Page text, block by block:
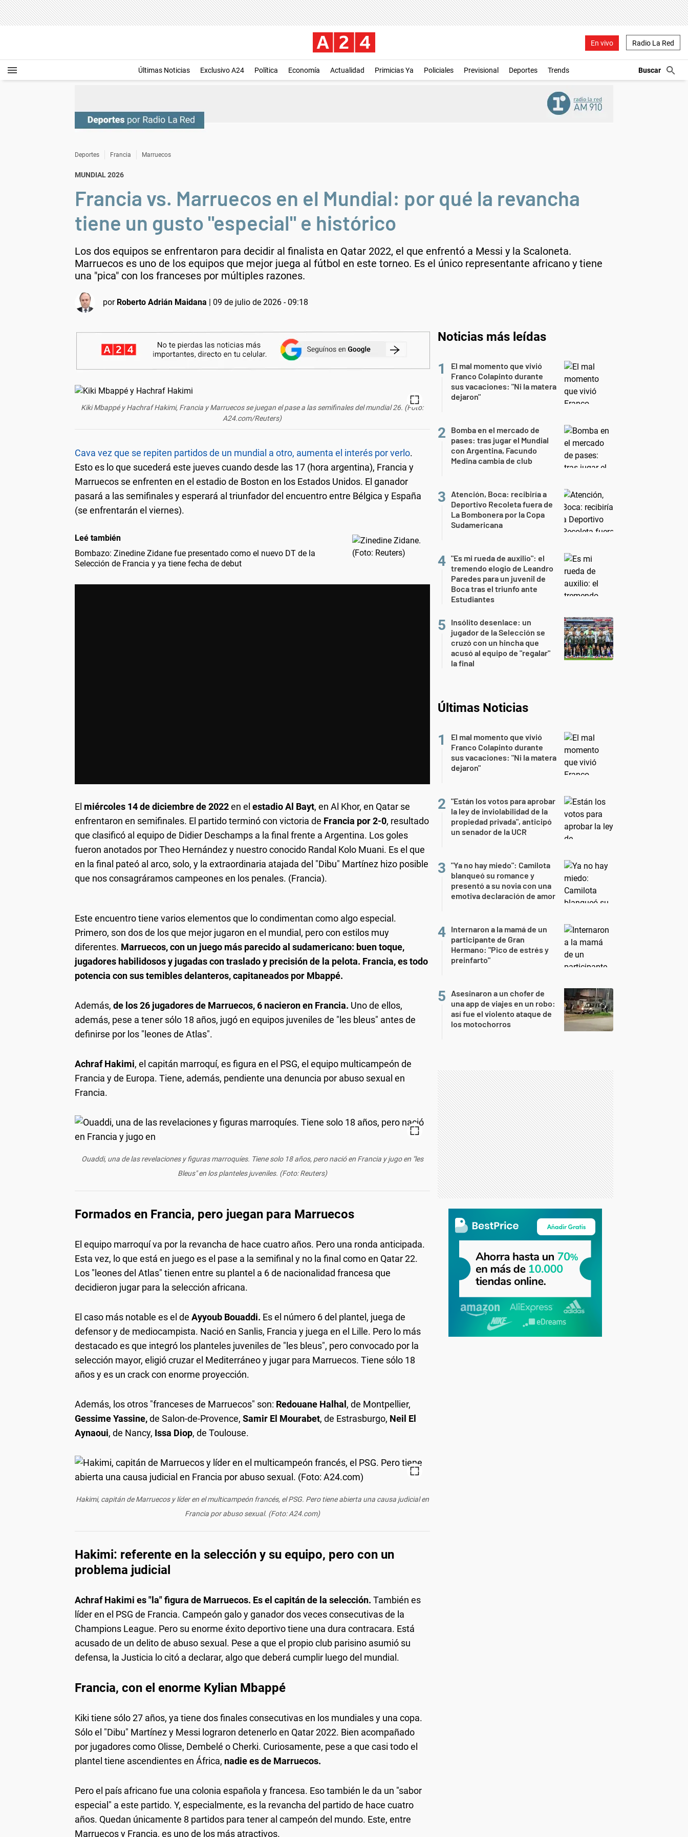
En vivo Radio La Red
Últimas Noticias Exclusivo A24 Política Economía Actualidad Primicias Ya Policiales Previsional Deportes Trends
Deportes Francia Marruecos
MUNDIAL 2026
Francia vs. Marruecos en el Mundial: por qué la revancha
tiene un gusto "especial" e histórico
Los dos equipos se enfrentaron para decidir al finalista en Qatar 2022, el que enfrentó a Messi y la Scaloneta.
Marruecos es uno de los equipos que mejor juega al fútbol en este torneo. Es el único representante africano y tiene
una "pica" con los franceses por múltiples razones.
por Roberto Adrián Maidana | 09 de julio de 2026 - 09:18
Kiki Mbappé y Hachraf Hakimi, Francia y Marruecos se juegan el pase a las semifinales del mundial 26. (Foto:
A24.com/Reuters)
Cava vez que se repiten partidos de un mundial a otro, aumenta el interés por verlo.
Esto es lo que sucederá este jueves cuando desde las 17 (hora argentina), Francia y
Marruecos se enfrenten en el estadio de Boston en los Estados Unidos. El ganador
pasará a las semifinales y esperará al triunfador del encuentro entre Bélgica y España
(se enfrentarán el viernes).
Leé también
Bombazo: Zinedine Zidane fue presentado como el nuevo DT de la
Selección de Francia y ya tiene fecha de debut
El miércoles 14 de diciembre de 2022en el estadio Al Bayt, en Al Khor, en Qatar se
enfrentaron en semifinales. El partido terminó con victoria de Francia por 2-0, resultado
que clasificó al equipo de Didier Deschamps a la final frente a Argentina. Los goles
fueron anotados por Theo Hernández y nuestro conocido Randal Kolo Muani. Es el que
en la final pateó al arco, solo, y la extraordinaria atajada del "Dibu" Martínez hizo posible
que nos consagráramos campeones en los penales. (Francia).
Este encuentro tiene varios elementos que lo condimentan como algo especial.
Primero, son dos de los que mejor jugaron en el mundial, pero con estilos muy
diferentes. Marruecos, con un juego más parecido al sudamericano: buen toque,
jugadores habilidosos y jugadas con traslado y precisión de la pelota. Francia, es todo
potencia con sus temibles delanteros, capitaneados por Mbappé.
Además, de los 26 jugadores de Marruecos, 6 nacieron en Francia. Uno de ellos,
además, pese a tener sólo 18 años, jugó en equipos juveniles de "les bleus" antes de
definirse por los "leones de Atlas".
Achraf Hakimi, el capitán marroquí, es figura en el PSG, el equipo multicampeón de
Francia y de Europa. Tiene, además, pendiente una denuncia por abuso sexual en
Francia.
Ouaddi, una de las revelaciones y figuras marroquíes. Tiene solo 18 años, pero nació en Francia y jugo en "les
Bleus" en los planteles juveniles. (Foto: Reuters)
Formados en Francia, pero juegan para Marruecos
El equipo marroquí va por la revancha de hace cuatro años. Pero una ronda anticipada.
Esta vez, lo que está en juego es el pase a la semifinal y no la final como en Qatar 22.
Los "leones del Atlas" tienen entre su plantel a 6 de nacionalidad francesa que
decidieron jugar para la selección africana.
El caso más notable es el de Ayyoub Bouaddi. Es el número 6 del plantel, juega de
defensor y de mediocampista. Nació en Sanlis, Francia y juega en el Lille. Pero lo más
destacado es que integró los planteles juveniles de "les bleus", pero convocado por la
selección mayor, eligió cruzar el Mediterráneo y jugar para Marruecos. Tiene sólo 18
años y es un crack con enorme proyección.
Además, los otros "franceses de Marruecos" son: Redouane Halhal , de Montpellier,
Gessime Yassine,de Salon-de-Provence, Samir El Mourabet, de Estrasburgo, Neil El
Aynaoui, de Nancy, Issa Diop, de Toulouse.
Hakimi, capitán de Marruecos y líder en el multicampeón francés, el PSG. Pero tiene abierta una causa judicial en
Francia por abuso sexual. (Foto: A24.com)
Hakimi: referente en la selección y su equipo, pero con un
problema judicial
Achraf Hakimi es "la" figura de Marruecos. Es el capitán de la selección. También es
líder en el PSG de Francia. Campeón galo y ganador dos veces consecutivas de la
Champions League. Pero su enorme éxito deportivo tiene una dura contracara. Está
acusado de un delito de abuso sexual. Pese a que el propio club parisino asumió su
defensa, la Justicia lo citó a declarar, algo que deberá cumplir luego del mundial.
Francia, con el enorme Kylian Mbappé
Kiki tiene sólo 27 años, ya tiene dos finales consecutivas en los mundiales y una copa.
Sólo el "Dibu" Martínez y Messi lograron detenerlo en Qatar 2022. Bien acompañado
por jugadores como Olisse, Dembelé o Cherki. Curiosamente, pese a que casi todo el
plantel tiene ascendientes en África, nadie es de Marruecos.
Pero el país africano fue una colonia española y francesa. Eso también le da un "sabor
especial" a este partido. Y, especialmente, es la revancha del partido de hace cuatro
años. Quedan únicamente 8 partidos para tener al campeón del mundo. Este, entre
Marruecos y Francia, es uno de los más atractivos.
Noticias más leídas
El mal momento que vivió
Franco Colapinto durante
sus vacaciones: "Ni la matera
dejaron"
Bomba en el mercado de
pases: tras jugar el Mundial
con Argentina, Facundo
Medina cambia de club
Atención, Boca: recibiría a
Deportivo Recoleta fuera de
La Bombonera por la Copa
Sudamericana
"Es mi rueda de auxilio": el
tremendo elogio de Leandro
Paredes para un juvenil de
Boca tras el triunfo ante
Estudiantes
Insólito desenlace: un
jugador de la Selección se
cruzó con un hincha que
acusó al equipo de "regalar"
la final
Últimas Noticias
El mal momento que vivió
Franco Colapinto durante
sus vacaciones: "Ni la matera
dejaron"
"Están los votos para aprobar
la ley de inviolabilidad de la
propiedad privada", anticipó
un senador de la UCR
"Ya no hay miedo": Camilota
blanqueó su romance y
presentó a su novia con una
emotiva declaración de amor
Internaron a la mamá de un
participante de Gran
Hermano: "Pico de estrés y
preinfarto"
Asesinaron a un chofer de
una app de viajes en un robo:
así fue el violento ataque de
los motochorros